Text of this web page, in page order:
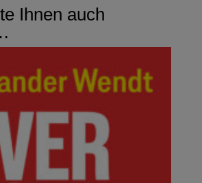
Ihnen auch